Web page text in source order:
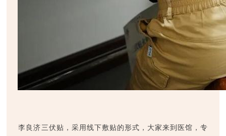
李良济三伏贴，采用线下敷贴的形式，大家来到医馆，专